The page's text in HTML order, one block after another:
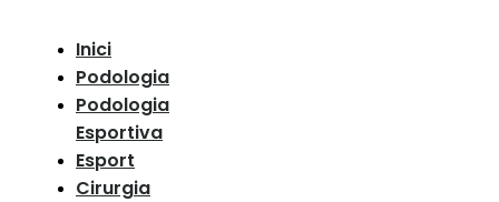
Inici
Podologia
Podologia
Esportiva
Esport
Cirurgia